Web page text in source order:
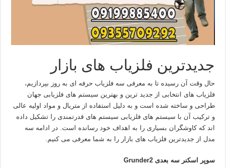
جدیدترین فلزیاب های بازار
حال وقت آن رسیده تا به معرفی سه فلزیاب حرفه ای به روز بپردازیم،
فلزیاب های انتخابی از جدید ترین و بهترین سیستم های فلزیابی جهان
طراحی و ساخته شده است و به دلیل استفاده از متریال و مواد اولیه عالی
و ترکیب آن با سیستم های فلزیابی سیستم های قدرتمندی را تشکیل داده
اند که کاوشگران بسیاری را به اهداف خود رسانده است. در ادامه سه
مدل از جدیدترین فلزیاب های بازار را به شما معرفی می کنیم.
سوپر اسکنر سه بعدی Grunder2